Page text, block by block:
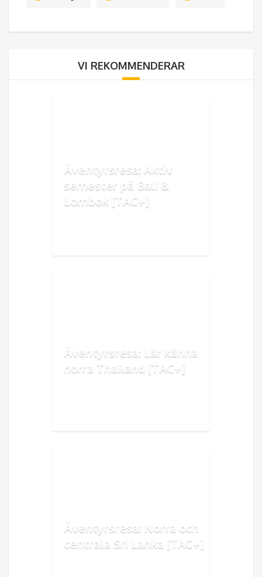
VI REKOMMENDERAR
Äventyrsresa: Aktiv
semester på Bali &
Lombok [TAC+]
Äventyrsresa: Lär känna
norra Thailand [TAC+]
Äventyrsresa: Norra och
centrala Sri Lanka [TAC+]